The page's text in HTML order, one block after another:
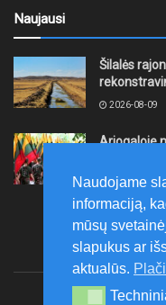
Naujausi
Šilalės
2026-08-09
Ariogaloje
širdy“
2026-08-08
Naudojame
informaciją,
mūsų
slapukus ar
aktualūs.
Techniniai